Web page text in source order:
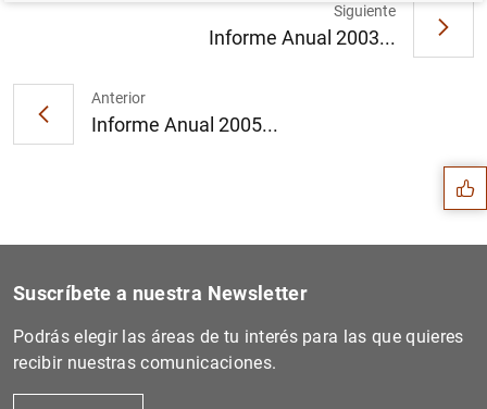
Anterior
Informe Anual 2005...
Siguiente
Informe Anual 2003...
Sugerencias
Suscríbete a nuestra Newsletter
Podrás elegir las áreas de tu interés para las que quieres
recibir nuestras comunicaciones.